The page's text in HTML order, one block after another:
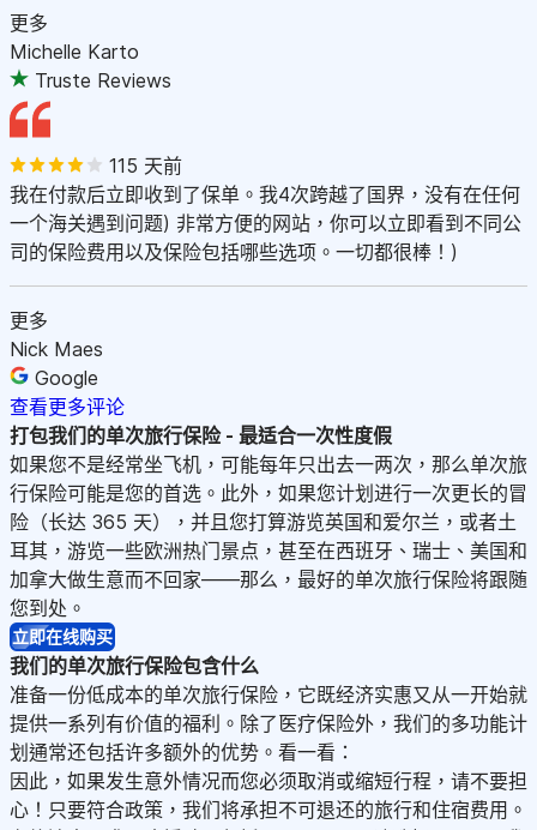
更多
Michelle Karto
Truste Reviews
115 天前
我在付款后立即收到了保单。我4次跨越了国界，没有在任何
一个海关遇到问题) 非常方便的网站，你可以立即看到不同公
司的保险费用以及保险包括哪些选项。一切都很棒！)
更多
Nick Maes
Google
查看更多评论
打包我们的单次旅行保险 - 最适合一次性度假
如果您不是经常坐飞机，可能每年只出去一两次，那么单次旅
行保险可能是您的首选。此外，如果您计划进行一次更长的冒
险（长达 365 天），并且您打算游览英国和爱尔兰，或者土
耳其，游览一些欧洲热门景点，甚至在西班牙、瑞士、美国和
加拿大做生意而不回家——那么，最好的单次旅行保险将跟随
您到处。
立即在线购买
我们的单次旅行保险包含什么
准备一份低成本的单次旅行保险，它既经济实惠又从一开始就
提供一系列有价值的福利。除了医疗保险外，我们的多功能计
划通常还包括许多额外的优势。看一看：
因此，如果发生意外情况而您必须取消或缩短行程，请不要担
心！只要符合政策，我们将承担不可退还的旅行和住宿费用。